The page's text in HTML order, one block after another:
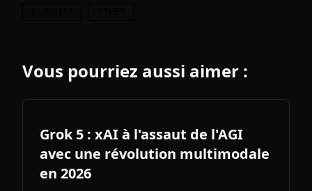
Vous pourriez aussi aimer :
Grok 5 : xAI à l'assaut de l'AGI
avec une révolution multimodale
en 2026